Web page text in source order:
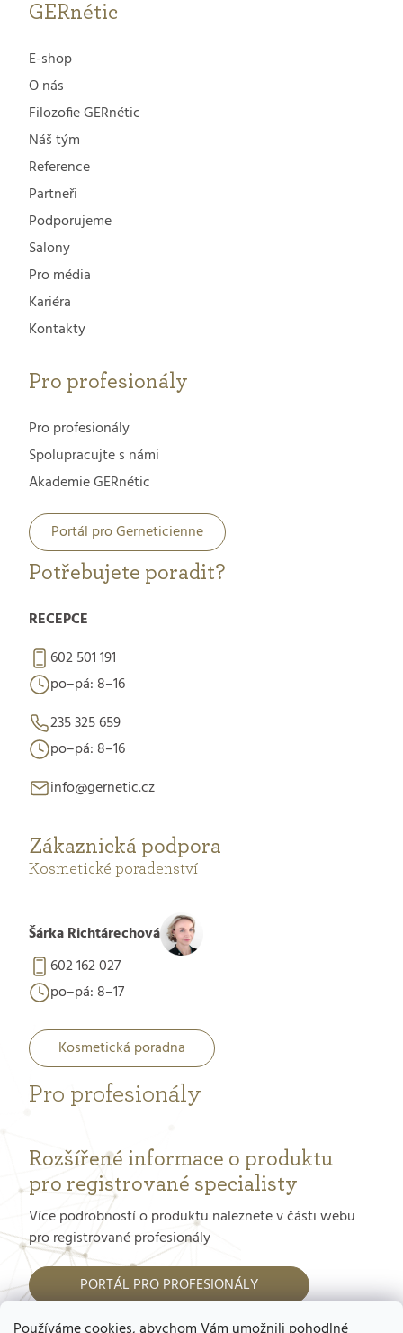
GERnétic
E-shop
O nás
Filozofie GERnétic
Náš tým
Reference
Partneři
Podporujeme
Salony
Pro média
Kariéra
Kontakty
Pro profesionály
Pro profesionály
Spolupracujte s námi
Akademie GERnétic
Portál pro Gerneticienne
Potřebujete poradit?
RECEPCE
602 501 191
po–pá: 8–16
235 325 659
po–pá: 8–16
info@gernetic.cz
Zákaznická podpora
Kosmetické poradenství
Šárka Richtárechová
602 162 027
po–pá: 8–17
Kosmetická poradna
Pro profesionály
Rozšířené informace o produktu
pro registrované specialisty
Více podrobností o produktu naleznete v části webu
pro registrované profesionály
PORTÁL PRO PROFESIONÁLY